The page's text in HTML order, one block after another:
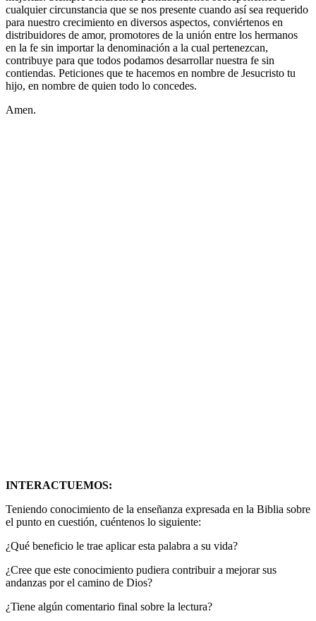
cualquier circunstancia que se nos presente cuando así sea requerido
para nuestro crecimiento en diversos aspectos, conviértenos en
distribuidores de amor, promotores de la unión entre los hermanos
en la fe sin importar la denominación a la cual pertenezcan,
contribuye para que todos podamos desarrollar nuestra fe sin
contiendas. Peticiones que te hacemos en nombre de Jesucristo tu
hijo, en nombre de quien todo lo concedes.
Amen.
INTERACTUEMOS:
Teniendo conocimiento de la enseñanza expresada en la Biblia sobre
el punto en cuestión, cuéntenos lo siguiente:
¿Qué beneficio le trae aplicar esta palabra a su vida?
¿Cree que este conocimiento pudiera contribuir a mejorar sus
andanzas por el camino de Dios?
¿Tiene algún comentario final sobre la lectura?